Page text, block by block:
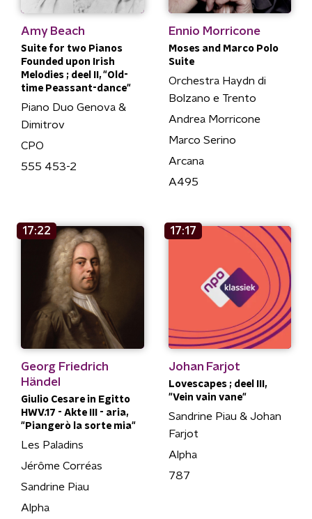
Amy Beach
Suite for two Pianos
Founded upon Irish
Melodies ; deel II, "Old-
time Peassant-dance"
Piano Duo Genova &
Dimitrov
CPO
555 453-2
Ennio Morricone
Moses and Marco Polo
Suite
Orchestra Haydn di
Bolzano e Trento
Andrea Morricone
Marco Serino
Arcana
A495
17:22
Georg Friedrich
Händel
Giulio Cesare in Egitto
HWV.17 - Akte III - aria,
"Piangerò la sorte mia"
Les Paladins
Jérôme Corréas
Sandrine Piau
Alpha
17:17
Johan Farjot
Lovescapes ; deel III,
"Vein vain vane"
Sandrine Piau & Johan
Farjot
Alpha
787